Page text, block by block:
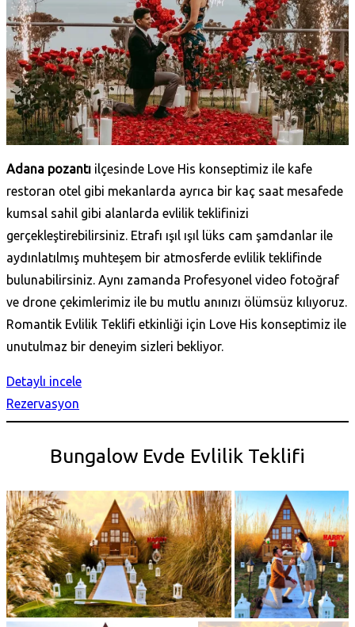
Adana pozantı ilçesinde Love His konseptimiz ile kafe
restoran otel gibi mekanlarda ayrıca bir kaç saat mesafede
kumsal sahil gibi alanlarda evlilik teklifinizi
gerçekleştirebilirsiniz. Etrafı ışıl ışıl lüks cam şamdanlar ile
aydınlatılmış muhteşem bir atmosferde evlilik teklifinde
bulunabilirsiniz. Aynı zamanda Profesyonel video fotoğraf
ve drone çekimlerimiz ile bu mutlu anınızı ölümsüz kılıyoruz.
Romantik Evlilik Teklifi etkinliği için Love His konseptimiz ile
unutulmaz bir deneyim sizleri bekliyor.
Detaylı incele
Rezervasyon
Bungalow Evde Evlilik Teklifi